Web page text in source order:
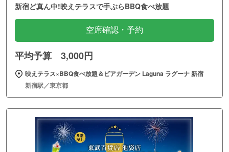
新宿ど真ん中!映えテラスで手ぶらBBQ食べ放題
空席確認・予約
平均予算 3,000円
映えテラス×BBQ食べ放題＆ビアガーデン Laguna ラグーナ 新宿
新宿駅／東京都